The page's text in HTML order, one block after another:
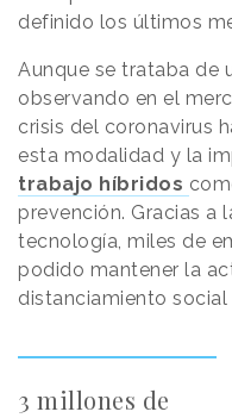
definido los últimos
Aunque se trataba de
observando en el
crisis del coronavirus
esta modalidad y la
trabajo híbridos
prevención. Gracias a
tecnología, miles de
podido mantener la
distanciamiento
3 millones de